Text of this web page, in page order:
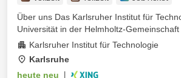
Über uns Das Karlsruher Institut für
Universität in der Helmholtz-Gemeinschaft
Karlsruher Institut für Technologie
Karlsruhe
heute neu